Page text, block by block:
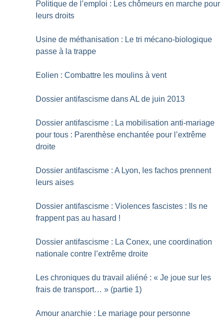
Politique de l’emploi : Les chômeurs en marche pour
leurs droits
Usine de méthanisation : Le tri mécano-biologique
passe à la trappe
Eolien : Combattre les moulins à vent
Dossier antifascisme dans AL de juin 2013
Dossier antifascisme : La mobilisation anti-mariage
pour tous : Parenthèse enchantée pour l’extrême
droite
Dossier antifascisme : A Lyon, les fachos prennent
leurs aises
Dossier antifascisme : Violences fascistes : Ils ne
frappent pas au hasard !
Dossier antifascisme : La Conex, une coordination
nationale contre l’extrême droite
Les chroniques du travail aliéné : « Je joue sur les
frais de transport… » (partie 1)
Amour anarchie : Le mariage pour personne